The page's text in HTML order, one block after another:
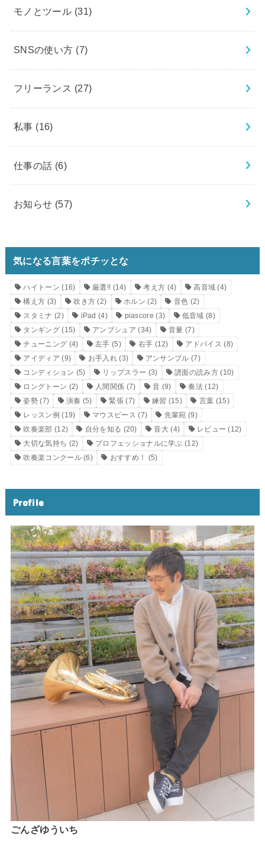
モノとツール (31)
SNSの使い方 (7)
フリーランス (27)
私事 (16)
仕事の話 (6)
お知らせ (57)
気になる言葉をポチッとな
ハイトーン (16) 厳選!! (14) 考え方 (4) 高音域 (4)
構え方 (3) 吹き方 (2) ホルン (2) 音色 (2)
スタミナ (2) iPad (4) piascore (3) 低音域 (8)
タンギング(15) アンブシュア (34) 音量 (7)
チューニング (4) 左手 (5) 右手 (12) アドバイス (8)
アイディア (9) お手入れ (3) アンサンブル (7)
コンディション (5) リップスラー (3) 譜面の読み方(10)
ロングトーン (2) 人間関係 (7) 音 (9) 奏法 (12)
姿勢 (7) 演奏 (5) 緊張 (7) 練習 (15) 言葉 (15)
レッスン例 (19) マウスピース (7) 先輩宛 (9)
吹奏楽部 (12) 自分を知る (20) 音大 (4) レビュー (12)
大切な気持ち (2) プロフェッショナルに学ぶ (12)
吹奏楽コンクール(6) おすすめ！ (5)
Profile
ごんざゆういち